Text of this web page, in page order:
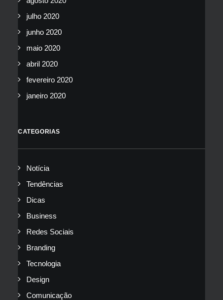
julho 2020
junho 2020
maio 2020
abril 2020
fevereiro 2020
janeiro 2020
CATEGORIAS
Notícia
Tendências
Dicas
Business
Redes Sociais
Branding
Tecnologia
Design
Comunicação